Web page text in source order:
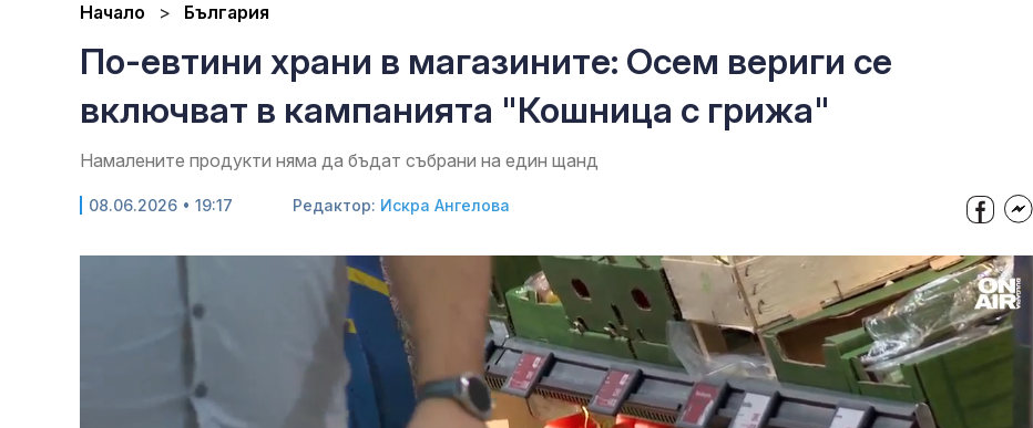
Начало България
По-евтини храни в магазините: Осем вериги се
включват в кампанията "Кошница с грижа"
Намалените продукти няма да бъдат събрани на един щанд
08.06.2026 • 19:17 Редактор: Искра Ангелова